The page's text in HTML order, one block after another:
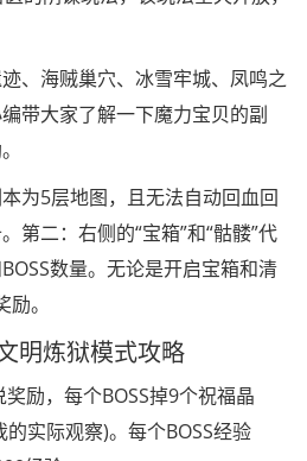
、海贼巢穴、冰雪牢城、凤鸣之
带大家了解一下魔力宝贝的副
为5层地图，且无法自动回血回
第二：右侧的“宝箱”和“骷髅”代
数量。无论是开启宝箱和清
。
明炼狱模式攻略
励，每个BOSS掉9个祝福晶
实际观察)。每个BOSS经验